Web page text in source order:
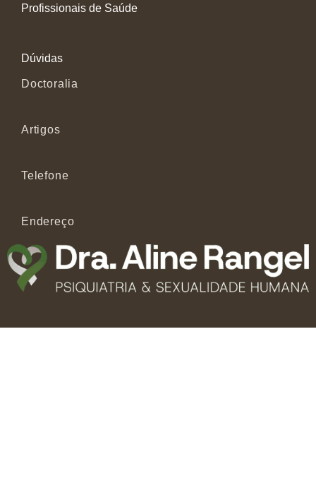
Profissionais de Saúde
Dúvidas
Doctoralia
Artigos
Telefone
Endereço